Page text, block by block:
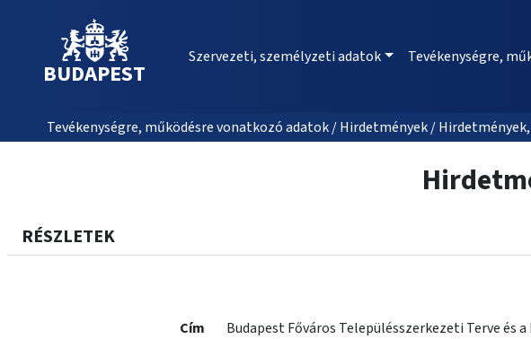
BUDAPEST
Szervezeti, személyzeti adatok Tevékenységre,
Tevékenységre, működésre vonatkozó adatok / Hirdetmények /
RÉSZLETEK
Cím
Budapest Főváros Településszerkezeti Terve és